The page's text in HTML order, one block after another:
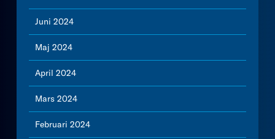
Juni 2024
Maj 2024
April 2024
Mars 2024
Februari 2024